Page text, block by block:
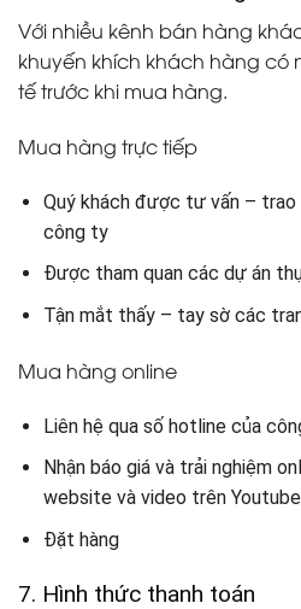
Với nhiều kênh bán hàng
khuyến khích khách hàng có
tế trước khi mua hàng.
Mua hàng trực tiếp
Quý khách được tư vấn –
công ty
Được tham quan các dự án
Tận mắt thấy – tay sờ các
Mua hàng online
Liên hệ qua số hotline của
Nhận báo giá và trải nghiệm
website và video trên Youtube
Đặt hàng
7. Hình thức thanh toán